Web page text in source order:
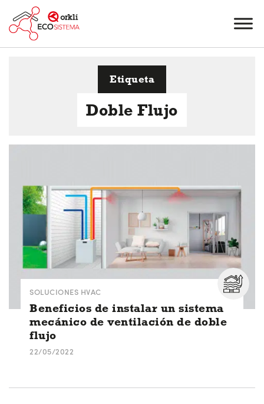
Etiqueta
Doble Flujo
SOLUCIONES HVAC
Beneficios de instalar un sistema
mecánico de ventilación de doble
flujo
22/05/2022